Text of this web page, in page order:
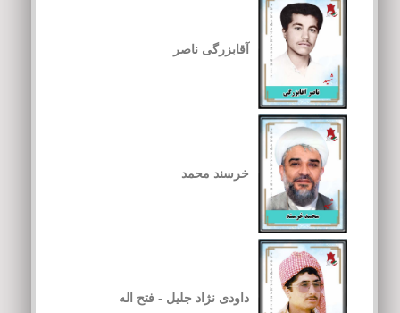
آقابزرگی ناصر
خرسند محمد
داودی نژاد جلیل - فتح اله